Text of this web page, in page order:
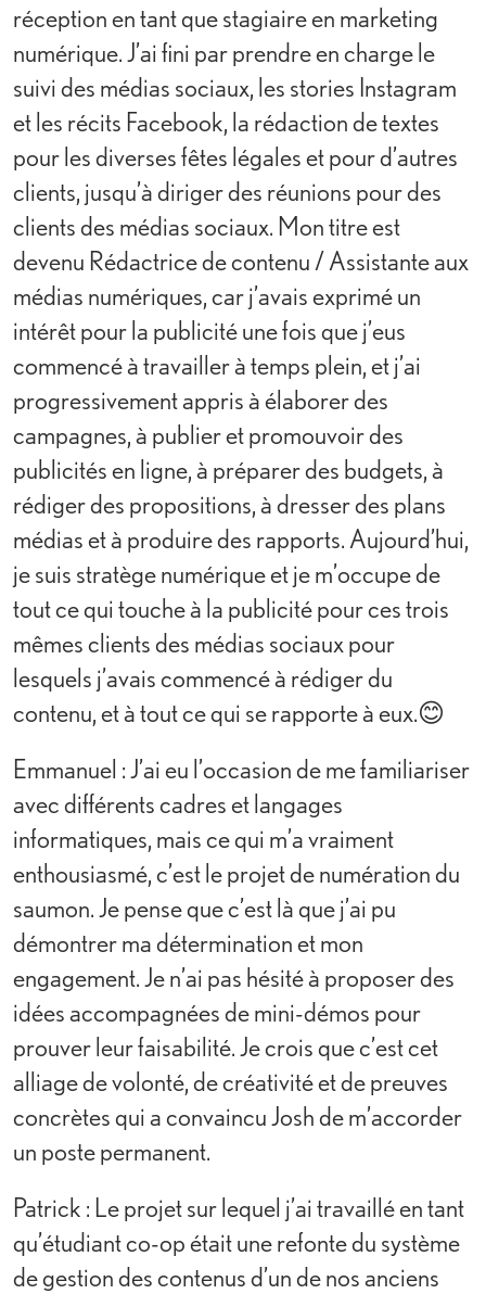
réception en tant que stagiaire en marketing
numérique. J’ai fini par prendre en charge le
suivi des médias sociaux, les stories Instagram
et les récits Facebook, la rédaction de textes
pour les diverses fêtes légales et pour d’autres
clients, jusqu’à diriger des réunions pour des
clients des médias sociaux. Mon titre est
devenu Rédactrice de contenu / Assistante aux
médias numériques, car j’avais exprimé un
intérêt pour la publicité une fois que j’eus
commencé à travailler à temps plein, et j’ai
progressivement appris à élaborer des
campagnes, à publier et promouvoir des
publicités en ligne, à préparer des budgets, à
rédiger des propositions, à dresser des plans
médias et à produire des rapports. Aujourd’hui,
je suis stratège numérique et je m’occupe de
tout ce qui touche à la publicité pour ces trois
mêmes clients des médias sociaux pour
lesquels j’avais commencé à rédiger du
contenu, et à tout ce qui se rapporte à eux.😊
Emmanuel : J’ai eu l’occasion de me familiariser
avec différents cadres et langages
informatiques, mais ce qui m’a vraiment
enthousiasmé, c’est le projet de numération du
saumon. Je pense que c’est là que j’ai pu
démontrer ma détermination et mon
engagement. Je n’ai pas hésité à proposer des
idées accompagnées de mini-démos pour
prouver leur faisabilité. Je crois que c’est cet
alliage de volonté, de créativité et de preuves
concrètes qui a convaincu Josh de m’accorder
un poste permanent.
Patrick : Le projet sur lequel j’ai travaillé en tant
qu’étudiant co-op était une refonte du système
de gestion des contenus d’un de nos anciens